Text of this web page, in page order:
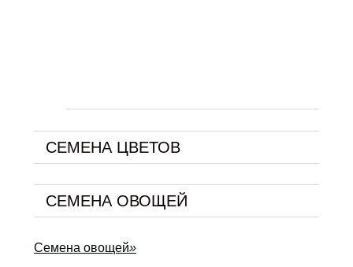
СЕМЕНА ЦВЕТОВ
СЕМЕНА ОВОЩЕЙ
Семена овощей»